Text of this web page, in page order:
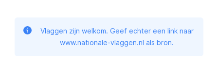
Vlaggen zijn welkom. Geef echter een link naar
www.nationale-vlaggen.nl als bron.